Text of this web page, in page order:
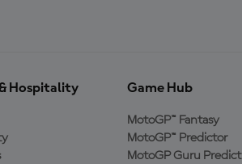
Hospitality Game Hub
MotoGP™ Fantasy
MotoGP™ Predictor
MotoGP Guru Predict